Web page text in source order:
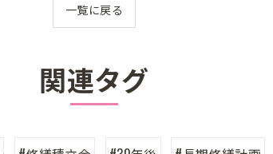
一覧に戻る
関連タグ